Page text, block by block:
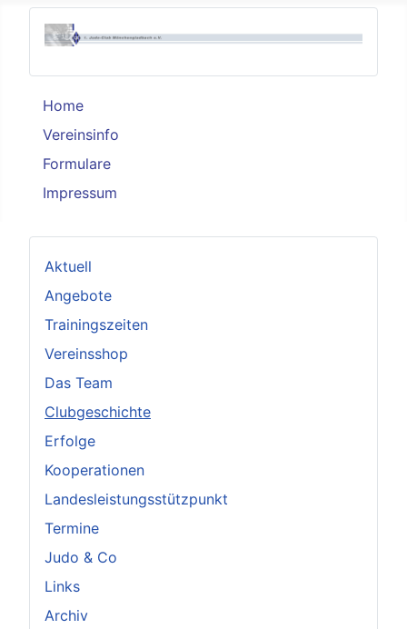
Home
Vereinsinfo
Formulare
Impressum
Aktuell
Angebote
Trainingszeiten
Vereinsshop
Das Team
Clubgeschichte
Erfolge
Kooperationen
Landesleistungsstützpunkt
Termine
Judo & Co
Links
Archiv